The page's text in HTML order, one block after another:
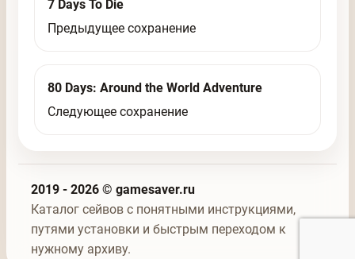
7 Days To Die
Предыдущее сохранение
80 Days: Around the World Adventure
Следующее сохранение
2019 - 2026 © gamesaver.ru
Каталог сейвов с понятными инструкциями,
путями установки и быстрым переходом к
нужному архиву.